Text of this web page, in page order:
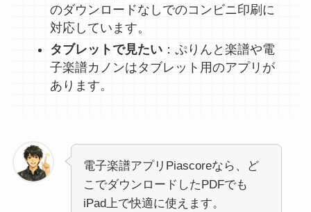
のダウンロードなしでのコンビニ印刷に
対応しています。
タブレットで見たい：ぷりんと楽譜や電
子楽譜カノンはタブレット用のアプリが
あります。
電子楽譜アプリPiascoreなら、ど
こでダウンロードしたPDFでも
iPad上で快適に使えます。